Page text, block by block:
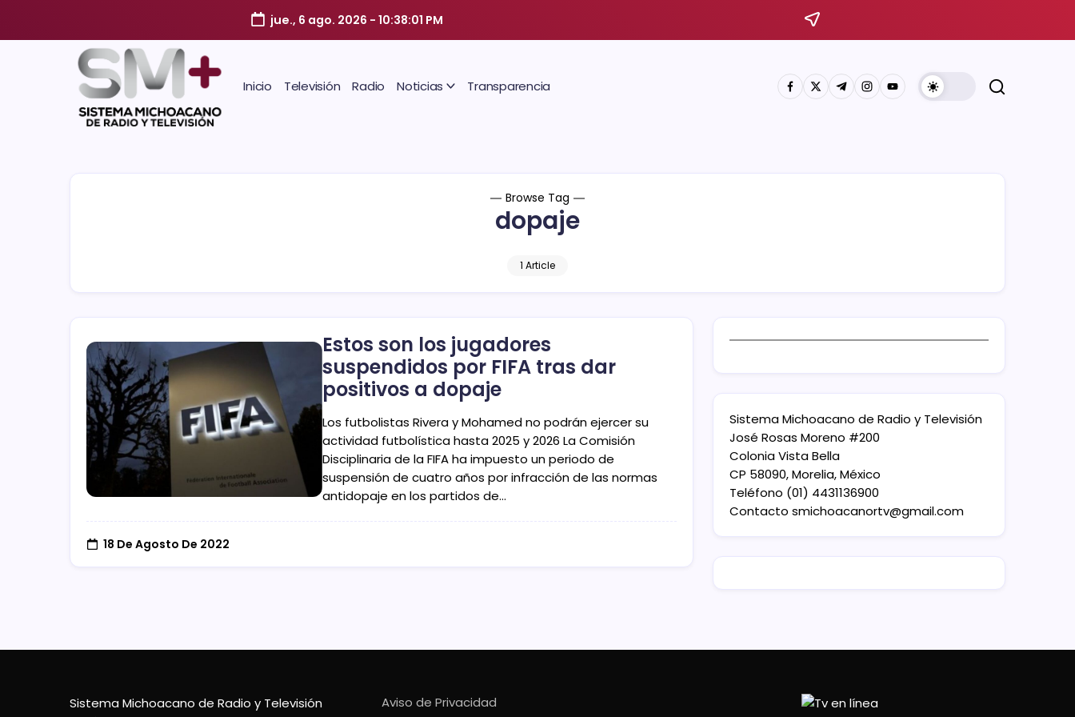
jue., 6 ago. 2026- 10:38:02 PM
Inicio Televisión Radio Noticias Transparencia
Browse Tag
dopaje
1 Article
Estos son los jugadores
suspendidos por FIFA tras dar
positivos a dopaje
Los futbolistas Rivera y Mohamed no podrán ejercer su
actividad futbolística hasta 2025 y 2026 La Comisión
Disciplinaria de la FIFA ha impuesto un periodo de
suspensión de cuatro años por infracción de las normas
antidopaje en los partidos de…
18 De Agosto De 2022
Sistema Michoacano de Radio y Televisión
José Rosas Moreno #200
Colonia Vista Bella
CP 58090, Morelia, México
Teléfono (01) 4431136900
Contacto smichoacanortv@gmail.com
Sistema Michoacano de Radio y Televisión
Aviso de Privacidad